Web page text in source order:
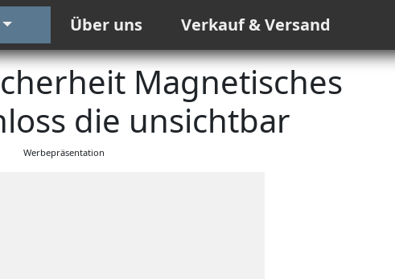
Über uns Verkauf & Versand
Magnetisches
die unsichtbar
Werbepräsentation